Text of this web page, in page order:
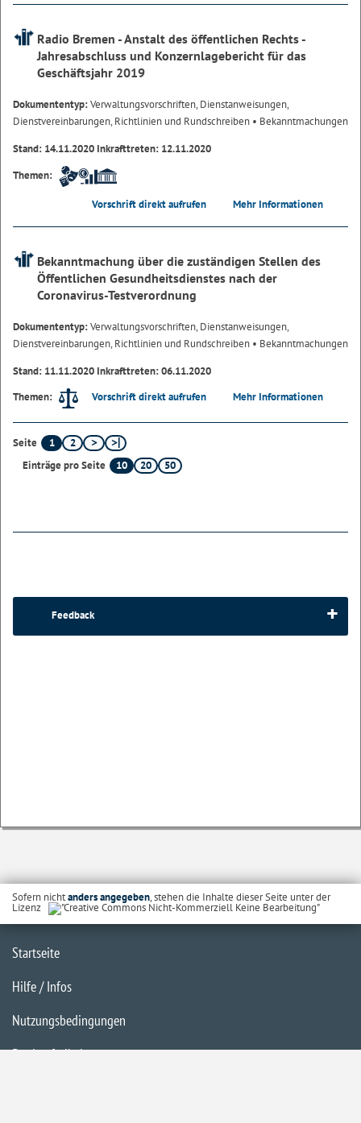
Radio Bremen - Anstalt des öffentlichen Rechts -
Jahresabschluss und Konzernlagebericht für das
Geschäftsjahr 2019
Dokumententyp:Verwaltungsvorschriften, Dienstanweisungen,
Dienstvereinbarungen, Richtlinien und Rundschreiben • Bekanntmachungen
Stand: 14.11.2020 Inkrafttreten: 12.11.2020
Themen:
Vorschrift direkt aufrufen Mehr Informationen
Bekanntmachung über die zuständigen Stellen des
Öffentlichen Gesundheitsdienstes nach der
Coronavirus-Testverordnung
Dokumententyp:Verwaltungsvorschriften, Dienstanweisungen,
Dienstvereinbarungen, Richtlinien und Rundschreiben • Bekanntmachungen
Stand: 11.11.2020 Inkrafttreten: 06.11.2020
Themen:
Vorschrift direkt aufrufen Mehr Informationen
Seite 1
2
Einträge pro Seite
10 20 50
Feedback
Sofern nichtanders angegeben, stehen die Inhalte dieser Seite unter der
Lizenz
Startseite
Hilfe / Infos
Nutzungsbedingungen
Barrierefreiheit